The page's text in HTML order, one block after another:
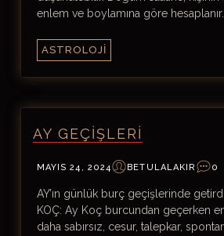
enlem ve boylamına göre hesaplanır.…
ASTROLOJI
AY GEÇIŞLERI
MAYIS 24, 2024 BETULALAKIR 0
AY’ın günlük burç geçişlerinde
KOÇ: Ay Koç burcundan geçerken
daha sabırsız, cesur, talepkar,